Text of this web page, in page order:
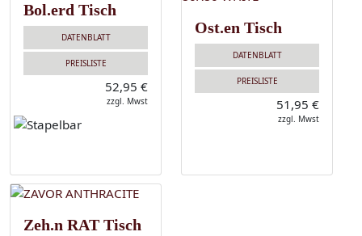
Bol.erd Tisch
DATENBLATT
PREISLISTE
52,95 €
zzgl. Mwst
Ost.en Tisch
DATENBLATT
PREISLISTE
51,95 €
zzgl. Mwst
Zeh.n RAT Tisch